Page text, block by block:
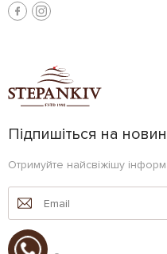
Підпишіться на
Отримуйте найсвіжішу